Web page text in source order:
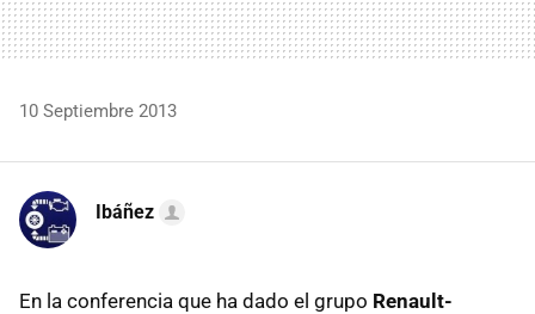
10 Septiembre 2013
Ibáñez
En la conferencia que ha dado el grupo Renault-